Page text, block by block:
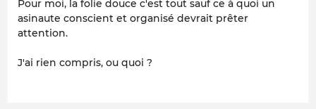
Pour moi, la folie douce c'est tout sauf ce à quoi un
asinaute conscient et organisé devrait prêter
attention.
J'ai rien compris, ou quoi ?